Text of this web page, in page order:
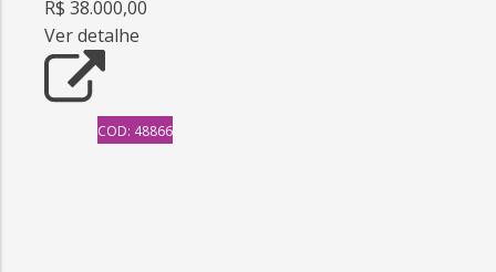
R$ 38.000,00
Ver detalhe
COD: 48866